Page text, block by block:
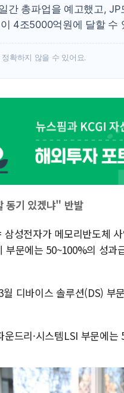
간 총파업을 예고했고,
4조5000억원에 달할 수
확하지 않을 수 있어요.
동기 있겠냐" 반발
성전자가 메모리반도체
문에는 50~100%의 성
디바이스 솔루션(DS) 부
운드리·시스템LSI 부문에